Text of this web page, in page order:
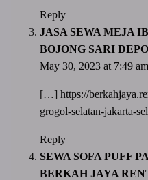
Reply
JASA SEWA MEJA
BOJONG SARI
May 30, 2023 at 7:49 am
[…] https://
grogol-selatan-jakarta-
Reply
SEWA SOFA PUFF
BERKAH JAYA